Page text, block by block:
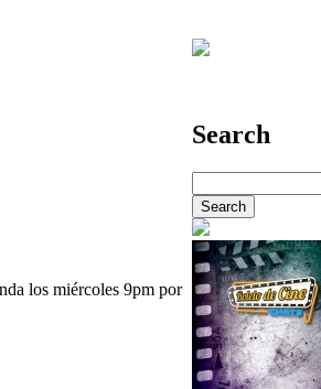
los miércoles 9pm por
Search